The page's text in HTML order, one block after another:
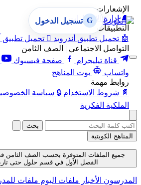
الإشعارات
🔔 إدارة الإشعارات
التطبيقات
🤖 تحميل تطبيق أندرويد  تحميل تطبيق
التواصل الاجتماعي | الصف الثامن
قناة تيليجرام
صفحة فيسبوك
واتساب
بوت المناهج
روابط مهمة
شروط الاستخدام 🔒 سياسة الخصوصية
الملكية الفكرية
G تسجيل الدخول
بحث
المناهج الكويتية
جميع الملفات المتوفرة بحسب الصف الثامن
الفصل الأول في قسم حلول حتى تاريخ 07-08-
الأخبارملفات اليومملفات